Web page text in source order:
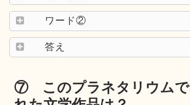
ワード②
答え
⑦ このプラネタリウムで